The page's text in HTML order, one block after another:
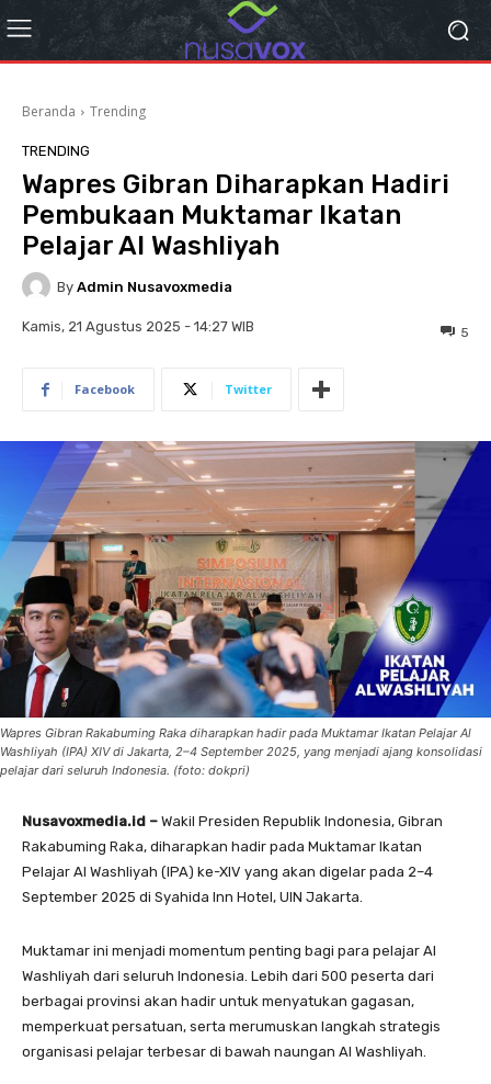
Beranda Trending
TRENDING
Wapres Gibran Diharapkan Hadiri
Pembukaan Muktamar Ikatan
Pelajar Al Washliyah
By Admin Nusavoxmedia
Kamis, 21 Agustus 2025 - 14:27 WIB 5
Facebook Twitter
Wapres Gibran Rakabuming Raka diharapkan hadir pada Muktamar Ikatan Pelajar Al
Washliyah (IPA) XIV di Jakarta, 2–4 September 2025, yang menjadi ajang konsolidasi
pelajar dari seluruh Indonesia. (foto: dokpri)
Nusavoxmedia.id – Wakil Presiden Republik Indonesia, Gibran
Rakabuming Raka, diharapkan hadir pada Muktamar Ikatan
Pelajar Al Washliyah (IPA) ke-XIV yang akan digelar pada 2–4
September 2025 di Syahida Inn Hotel, UIN Jakarta.
Muktamar ini menjadi momentum penting bagi para pelajar Al
Washliyah dari seluruh Indonesia. Lebih dari 500 peserta dari
berbagai provinsi akan hadir untuk menyatukan gagasan,
memperkuat persatuan, serta merumuskan langkah strategis
organisasi pelajar terbesar di bawah naungan Al Washliyah.